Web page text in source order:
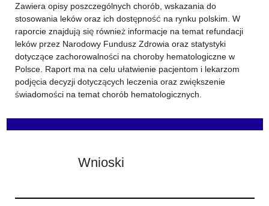
Zawiera opisy poszczególnych chorób, wskazania do
stosowania leków oraz ich dostępność na rynku polskim. W
raporcie znajdują się również informacje na temat refundacji
leków przez Narodowy Fundusz Zdrowia oraz statystyki
dotyczące zachorowalności na choroby hematologiczne w
Polsce. Raport ma na celu ułatwienie pacjentom i lekarzom
podjęcia decyzji dotyczących leczenia oraz zwiększenie
świadomości na temat chorób hematologicznych.
Wnioski